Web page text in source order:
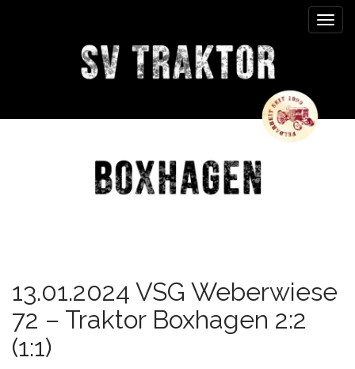
13.01.2024 VSG Weberwiese
72 – Traktor Boxhagen 2:2
(1:1)